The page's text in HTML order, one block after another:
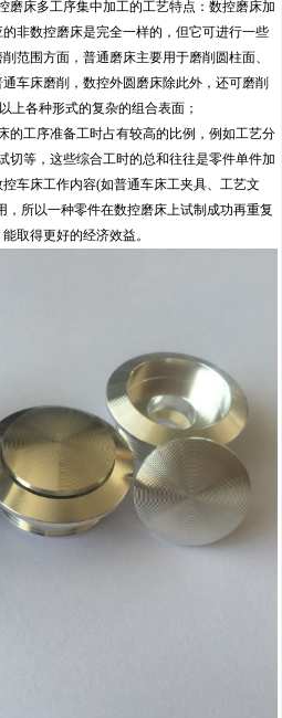
磨床多工序集中加工的工艺特点：数控磨床加
非数控磨床是完全一样的，但它可进行一些
范围方面，普通磨床主要用于磨削圆柱面、
车床磨削，数控外圆磨床除此外，还可磨削
上各种形式的复杂的组合表面；
的工序准备工时占有较高的比例，例如工艺分
切等，这些综合工时的总和往往是零件单件加
车床工作内容(如普通车床工夹具、工艺文
，所以一种零件在数控磨床上试制成功再重复
取得更好的经济效益。